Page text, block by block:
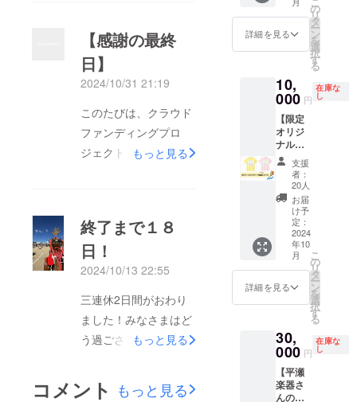
した！今しばらくお待
ちくださいませ！あと
少しで本番！みなさま
で盛り上げましょう！
当日限定グッズもあり
ます！ミチコの手作り
です。ぜひご覧になっ
【感謝の最終
日】
2024/10/31 21:19
このたびは、クラウド
ファンディングプロ
ジェクト「さんだとっ
だき、ありがとうござ
います。９月27日より
開始いたしました本プ
ロジェクトは、残り3
時間で終了いたしま
す。誠にありがたいこ
とに本来目標の
ここまでで90名様から
もっと見る
終了まで１８
日！
2024/10/13 22:55
三連休2日間がおわり
ました！みなさまはど
う過ごされています
秋祭り、土曜日は三田
バルがありました。ご
もっと見る
コメント もっと見る
2018年
大阪城
野外音
楽堂に
去最大
規模の
単独公
演を敢
行、
2019年
12月29
日更に
規模を
拡大
し、神
戸国際
会館で
の単独
公演を
成功さ
せる。
(友人の
さんま
まちゃ
んも駆
けつけ
る笑)
2022年
『阪神
施場所
は三田
市フラ
にご連
絡致し
ます)で
す。実
施場所
までの
交通費
は支援
者でご
負担く
ださ
い。
または
データ
（動
画）の
希望は
のかど
うか ・
提供方
法 ・支
援者と
の連絡
方法 ・
有効期
全て個
別でご
相談さ
せて頂
きま
す。 必
ずメー
ルアド
い致し
ます。
ブ、
レッス
ン、配
信、プ
チコン
なんで
もOK！
事務局
メン
バーも
参加(ご
支援ご
本人も
参加
OK) 全
て要相
談でカ
スタマ
イズ！
感謝を
形に精
一杯さ
提供方
法 ・支
援者と
の連絡
方法 ・
詳細を見る
の
リ
タ
ー
ン
を
選
択
す
る
10,
000 円
在庫な
し
【限定
オリジ
ナル
グッ
ズ】 さ
んだ
とって
おきの
音楽祭
をデザ
インし
たオリ
ジナルT
シャツ
を提供
しま
（商品
の説
明） ・
数量：1
点 ・サ
イズ：
支援
者：
20人
お届
け予
定：
2024
年10
月
詳細を見る
こ
の
リ
タ
ー
ン
を
選
択
す
る
30,
000 円
在庫な
し
【平瀬
楽器さ
んのス